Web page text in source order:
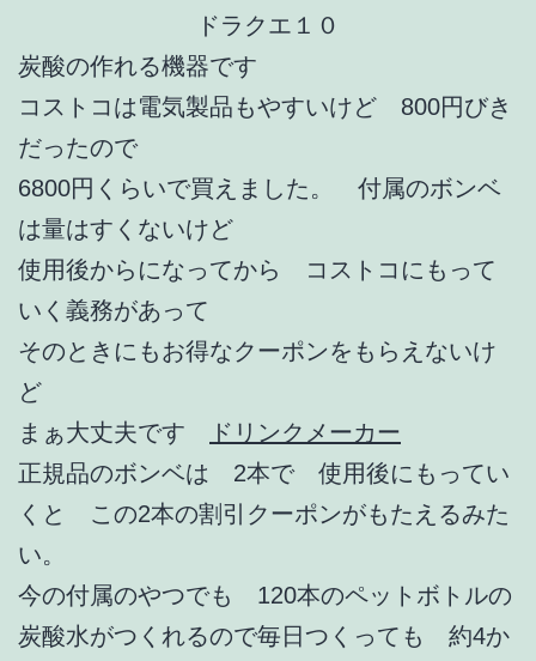
ドラクエ１０
炭酸の作れる機器です
コストコは電気製品もやすいけど 800円びき
だったので
6800円くらいで買えました。 付属のボンベ
は量はすくないけど
使用後からになってから コストコにもって
いく義務があって
そのときにもお得なクーポンをもらえないけ
ど
まぁ大丈夫です
ドリンクメーカー
正規品のボンベは 2本で 使用後にもってい
くと この2本の割引クーポンがもたえるみた
い。
今の付属のやつでも 120本のペットボトルの
炭酸水がつくれるので毎日つくっても 約4か